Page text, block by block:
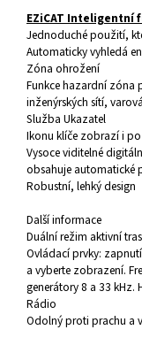
EZiCAT Inteligentní
Jednoduché použití,
Automaticky vyhledá
Zóna ohrožení
Funkce hazardní zóna
inženýrských sítí,
Služba Ukazatel
Ikonu klíče zobrazí i po
Vysoce viditelné
obsahuje automatické
Robustní, lehký design
Další informace
Duální režim aktivní
Ovládací prvky:
a vyberte zobrazení.
generátory 8 a 33
Rádio
Odolný proti prachu a